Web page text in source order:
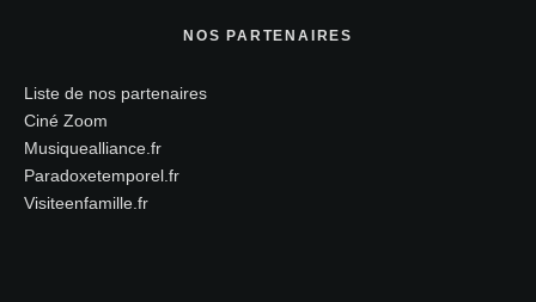
NOS PARTENAIRES
Liste de nos partenaires
Ciné Zoom
Musiquealliance.fr
Paradoxetemporel.fr
Visiteenfamille.fr